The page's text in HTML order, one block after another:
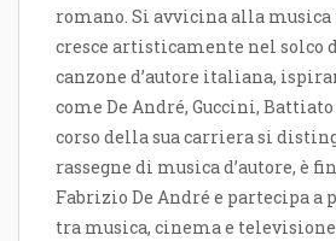
romano. Si avvicina alla musica
cresce artisticamente nel solco
canzone d’autore italiana,
come De André, Guccini, Battiato
corso della sua carriera si
rassegne di musica d’autore, è
Fabrizio De André e partecipa
tra musica, cinema e